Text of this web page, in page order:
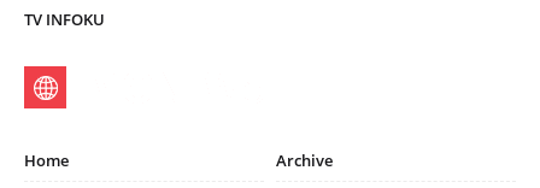
TV INFOKU
Home
Archive